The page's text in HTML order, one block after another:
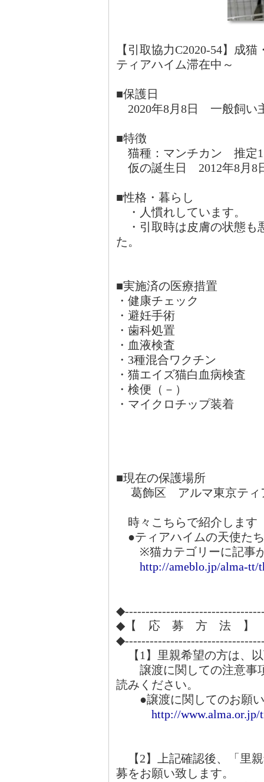
【引取協力C2020-54】
ティアハイム滞在中～
■保護日
2020年8月8日 一般飼い
■特徴
猫種：マンチカン 推定
仮の誕生日 2012年8月8
■性格・暮らし
・人慣れしています。
・引取時は皮膚の状態も
た。
■実施済の医療措置
・健康チェック
・避妊手術
・歯科処置
・血液検査
・3種混合ワクチン
・猫エイズ猫白血病検査
・検便（－）
・マイクロチップ装着
■現在の保護場所
葛飾区 アルマ東京ティ
時々こちらで紹介します
●ティアハイムの天使たち
※猫カテゴリーに記事
http://ameblo.jp/alma-tt/
◆【 応 募 方 法 】
【1】里親希望の方は、
譲渡に関しての注意事
読みください。
●譲渡に関してのお願い
http://
【2】上記確認後、「里
募をお願い致します。